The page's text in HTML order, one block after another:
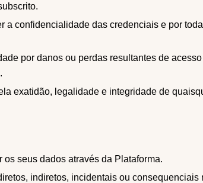
a confidencialidade das credenciais e por
por danos ou perdas resultantes de
exatidão, legalidade e integridade de
seus dados através da Plataforma.
indiretos, incidentais ou consequenciais